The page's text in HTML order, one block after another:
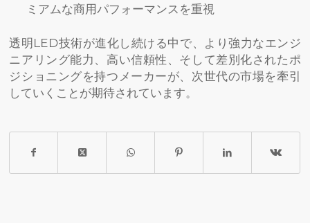
ミアムな商用パフォーマンスを重視
透明LED技術が進化し続ける中で、より強力なエンジ
ニアリング能力、高い信頼性、そして差別化されたポ
ジショニングを持つメーカーが、次世代の市場を牽引
していくことが期待されています。